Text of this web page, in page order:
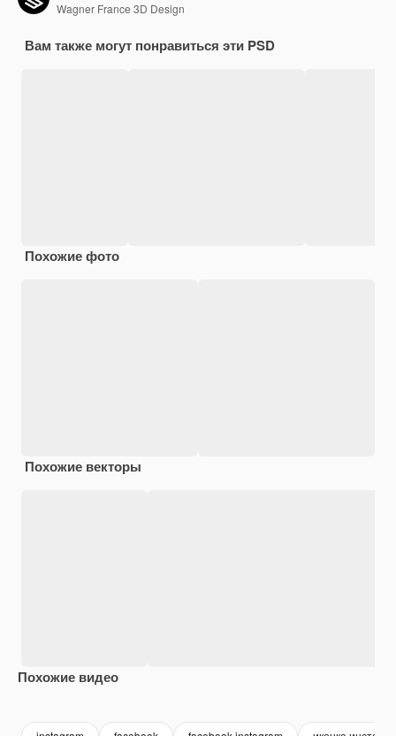
Wagner France 3D Design
Вам также могут понравиться эти PSD
Похожие фото
Похожие векторы
Похожие видео